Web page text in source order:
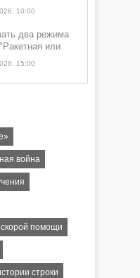
10:00
два режима
или
и "Угроза
БПЛА"
15:00
война
помощи
строки